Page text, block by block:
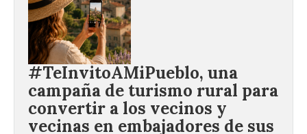
#TeInvitoAMiPueblo, una
campaña de turismo rural para
convertir a los vecinos y
vecinas en embajadores de sus